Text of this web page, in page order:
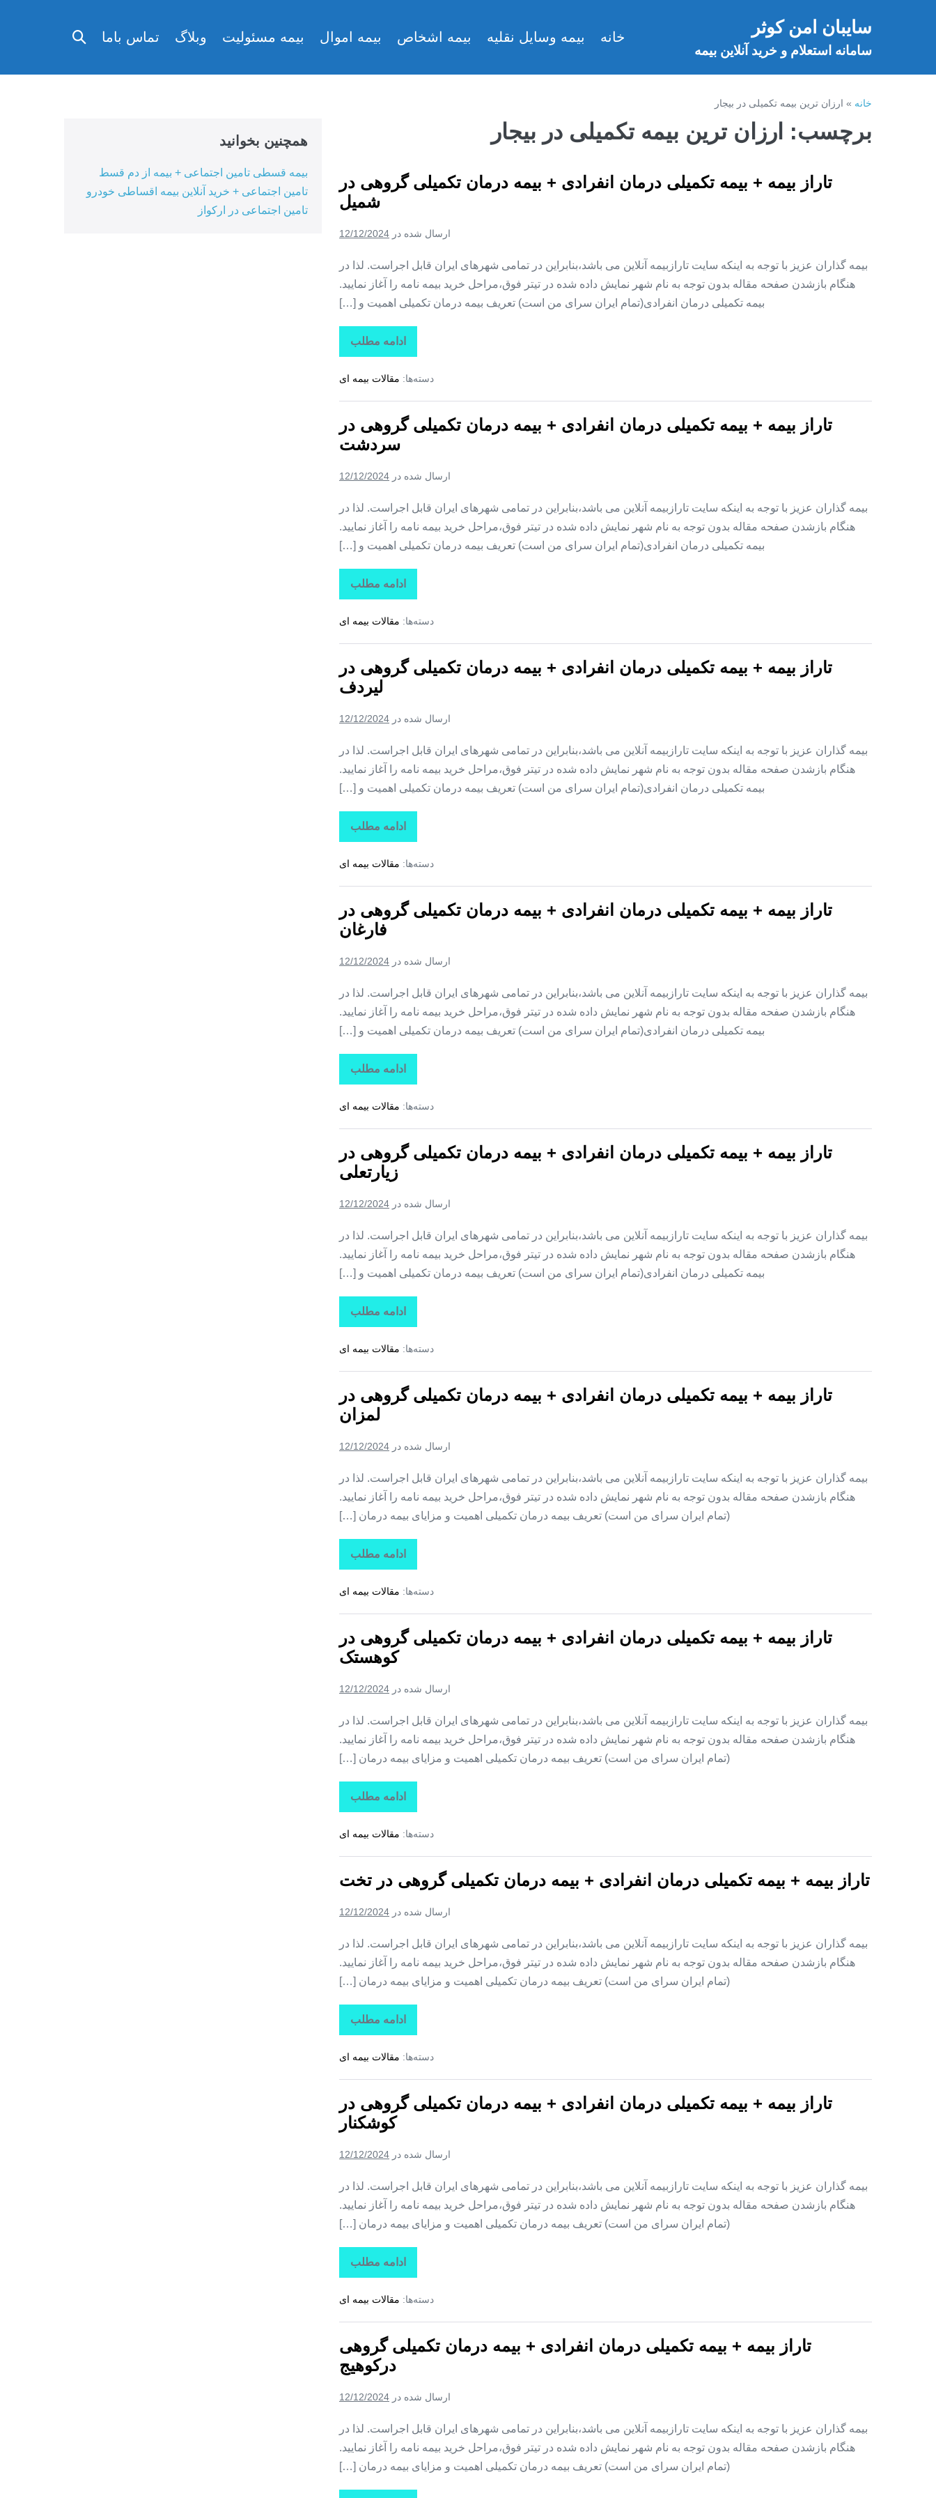
سایبان امن کوثر
سامانه استعلام و خرید آنلاین بیمه
خانه بیمه وسایل نقلیه بیمه اشخاص بیمه اموال بیمه مسئولیت وبلاگ تماس باما
تغییر
خانه » ارزان ترین بیمه تکمیلی در بیجار
برچسب: ارزان ترین بیمه تکمیلی در بیجار
تاراز بیمه + بیمه تکمیلی درمان انفرادی + بیمه درمان تکمیلی گروهی در
شمیل
ارسال شده در 12/12/2024
بیمه گذاران عزیز با توجه به اینکه سایت تارازبیمه آنلاین می باشد،بنابراین در تمامی شهرهای ایران قابل اجراست. لذا در
هنگام بازشدن صفحه مقاله بدون توجه به نام شهر نمایش داده شده در تیتر فوق،مراحل خرید بیمه نامه را آغاز نمایید.
بیمه تکمیلی درمان انفرادی(تمام ایران سرای من است) تعریف بیمه درمان تکمیلی اهمیت و […]
ادامه مطلب
تاراز
بیمه
بیمه
درمان
+
بیمه
درمان
تکمیلی
در
دسته‌ها: مقالات بیمه ای
تاراز بیمه + بیمه تکمیلی درمان انفرادی + بیمه درمان تکمیلی گروهی در
سردشت
ارسال شده در 12/12/2024
بیمه گذاران عزیز با توجه به اینکه سایت تارازبیمه آنلاین می باشد،بنابراین در تمامی شهرهای ایران قابل اجراست. لذا در
هنگام بازشدن صفحه مقاله بدون توجه به نام شهر نمایش داده شده در تیتر فوق،مراحل خرید بیمه نامه را آغاز نمایید.
بیمه تکمیلی درمان انفرادی(تمام ایران سرای من است) تعریف بیمه درمان تکمیلی اهمیت و […]
ادامه مطلب
تاراز
بیمه
بیمه
درمان
+
بیمه
درمان
تکمیلی
در
دسته‌ها: مقالات بیمه ای
تاراز بیمه + بیمه تکمیلی درمان انفرادی + بیمه درمان تکمیلی گروهی در
لیردف
ارسال شده در 12/12/2024
بیمه گذاران عزیز با توجه به اینکه سایت تارازبیمه آنلاین می باشد،بنابراین در تمامی شهرهای ایران قابل اجراست. لذا در
هنگام بازشدن صفحه مقاله بدون توجه به نام شهر نمایش داده شده در تیتر فوق،مراحل خرید بیمه نامه را آغاز نمایید.
بیمه تکمیلی درمان انفرادی(تمام ایران سرای من است) تعریف بیمه درمان تکمیلی اهمیت و […]
ادامه مطلب
تاراز
بیمه
بیمه
درمان
+
بیمه
درمان
تکمیلی
در
دسته‌ها: مقالات بیمه ای
تاراز بیمه + بیمه تکمیلی درمان انفرادی + بیمه درمان تکمیلی گروهی در
فارغان
ارسال شده در 12/12/2024
بیمه گذاران عزیز با توجه به اینکه سایت تارازبیمه آنلاین می باشد،بنابراین در تمامی شهرهای ایران قابل اجراست. لذا در
هنگام بازشدن صفحه مقاله بدون توجه به نام شهر نمایش داده شده در تیتر فوق،مراحل خرید بیمه نامه را آغاز نمایید.
بیمه تکمیلی درمان انفرادی(تمام ایران سرای من است) تعریف بیمه درمان تکمیلی اهمیت و […]
ادامه مطلب
تاراز
بیمه
بیمه
درمان
+
بیمه
درمان
تکمیلی
در
دسته‌ها: مقالات بیمه ای
تاراز بیمه + بیمه تکمیلی درمان انفرادی + بیمه درمان تکمیلی گروهی در
زیارتعلی
ارسال شده در 12/12/2024
بیمه گذاران عزیز با توجه به اینکه سایت تارازبیمه آنلاین می باشد،بنابراین در تمامی شهرهای ایران قابل اجراست. لذا در
هنگام بازشدن صفحه مقاله بدون توجه به نام شهر نمایش داده شده در تیتر فوق،مراحل خرید بیمه نامه را آغاز نمایید.
بیمه تکمیلی درمان انفرادی(تمام ایران سرای من است) تعریف بیمه درمان تکمیلی اهمیت و […]
ادامه مطلب
تاراز
بیمه
بیمه
درمان
+
بیمه
درمان
تکمیلی
در
دسته‌ها: مقالات بیمه ای
تاراز بیمه + بیمه تکمیلی درمان انفرادی + بیمه درمان تکمیلی گروهی در
لمزان
ارسال شده در 12/12/2024
بیمه گذاران عزیز با توجه به اینکه سایت تارازبیمه آنلاین می باشد،بنابراین در تمامی شهرهای ایران قابل اجراست. لذا در
هنگام بازشدن صفحه مقاله بدون توجه به نام شهر نمایش داده شده در تیتر فوق،مراحل خرید بیمه نامه را آغاز نمایید.
(تمام ایران سرای من است) تعریف بیمه درمان تکمیلی اهمیت و مزایای بیمه درمان […]
ادامه مطلب
تاراز
بیمه
بیمه
درمان
+
بیمه
درمان
در
دسته‌ها: مقالات بیمه ای
تاراز بیمه + بیمه تکمیلی درمان انفرادی + بیمه درمان تکمیلی گروهی در
کوهستک
ارسال شده در 12/12/2024
بیمه گذاران عزیز با توجه به اینکه سایت تارازبیمه آنلاین می باشد،بنابراین در تمامی شهرهای ایران قابل اجراست. لذا در
هنگام بازشدن صفحه مقاله بدون توجه به نام شهر نمایش داده شده در تیتر فوق،مراحل خرید بیمه نامه را آغاز نمایید.
(تمام ایران سرای من است) تعریف بیمه درمان تکمیلی اهمیت و مزایای بیمه درمان […]
ادامه مطلب
تاراز
بیمه
بیمه
درمان
بیمه
تکمیلی
کوهستک
دسته‌ها: مقالات بیمه ای
تاراز بیمه + بیمه تکمیلی درمان انفرادی + بیمه درمان تکمیلی گروهی در تخت
ارسال شده در 12/12/2024
بیمه گذاران عزیز با توجه به اینکه سایت تارازبیمه آنلاین می باشد،بنابراین در تمامی شهرهای ایران قابل اجراست. لذا در
هنگام بازشدن صفحه مقاله بدون توجه به نام شهر نمایش داده شده در تیتر فوق،مراحل خرید بیمه نامه را آغاز نمایید.
(تمام ایران سرای من است) تعریف بیمه درمان تکمیلی اهمیت و مزایای بیمه درمان […]
ادامه مطلب
تاراز
بیمه
بیمه
درمان
+
بیمه
درمان
در
دسته‌ها: مقالات بیمه ای
تاراز بیمه + بیمه تکمیلی درمان انفرادی + بیمه درمان تکمیلی گروهی در
کوشکنار
ارسال شده در 12/12/2024
بیمه گذاران عزیز با توجه به اینکه سایت تارازبیمه آنلاین می باشد،بنابراین در تمامی شهرهای ایران قابل اجراست. لذا در
هنگام بازشدن صفحه مقاله بدون توجه به نام شهر نمایش داده شده در تیتر فوق،مراحل خرید بیمه نامه را آغاز نمایید.
(تمام ایران سرای من است) تعریف بیمه درمان تکمیلی اهمیت و مزایای بیمه درمان […]
ادامه مطلب
تاراز
بیمه
بیمه
درمان
+
بیمه
درمان
تکمیلی
در
دسته‌ها: مقالات بیمه ای
تاراز بیمه + بیمه تکمیلی درمان انفرادی + بیمه درمان تکمیلی گروهی
درکوهیج
ارسال شده در 12/12/2024
بیمه گذاران عزیز با توجه به اینکه سایت تارازبیمه آنلاین می باشد،بنابراین در تمامی شهرهای ایران قابل اجراست. لذا در
هنگام بازشدن صفحه مقاله بدون توجه به نام شهر نمایش داده شده در تیتر فوق،مراحل خرید بیمه نامه را آغاز نمایید.
(تمام ایران سرای من است) تعریف بیمه درمان تکمیلی اهمیت و مزایای بیمه درمان […]
همچنین بخوانید
بیمه قسطی تامین اجتماعی + بیمه از دم قسط
تامین اجتماعی + خرید آنلاین بیمه اقساطی خودرو
تامین اجتماعی در ارکواز